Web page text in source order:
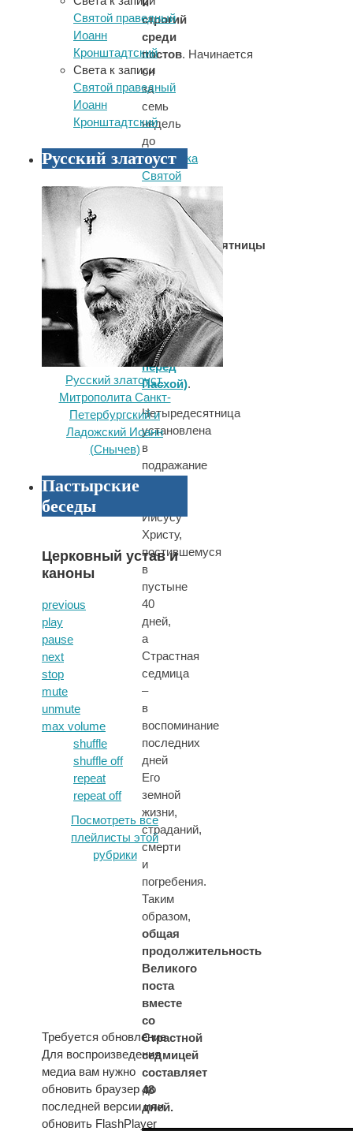
строгий
среди
постов. Начинается
он
за
семь
недель
до
праздника
Святой
Пасхи
состоит
Четыредесятницы
(40
дней)
и
Страстной
седмицы
(недели
перед
Пасхой).
Четыредесятница
установлена
в
подражание
Иисусу
Христу,
постившемуся
в
пустыне
40
дней,
а
Страстная
седмица
–
в
воспоминание
последних
дней
Его
земной
жизни,
страданий,
смерти
и
погребения.
Таким
образом,
общая
продолжительность
Великого
поста
вместе
со
Страстной
седмицей
составляет
48
дней.
Святой праведный
Иоанн
Кронштадтский
Света к записи
Святой праведный
Иоанн
Кронштадтский
Русский златоуст
Русский златоуст.
Митрополита Санкт-
Петербургский и
Ладожский Иоанн
(Снычев)
Пастырские
беседы
Церковный устав и
каноны
previous
play
pause
next
stop
mute
unmute
max volume
shuffle
shuffle off
repeat
repeat off
Посмотреть все
плейлисты этой
рубрики
Требуется обновление
Для воспроизведения
медиа вам нужно
обновить браузер до
последней версии или
обновить FlashPlayer